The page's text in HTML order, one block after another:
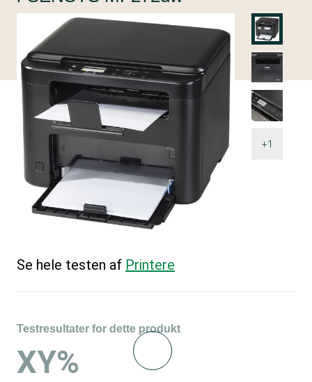
+1
Se hele testen af Printere
Testresultater for dette produkt
XY%